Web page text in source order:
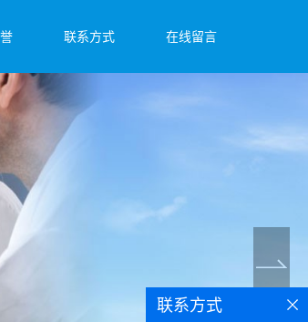
联系方式 在线留言
联系方式